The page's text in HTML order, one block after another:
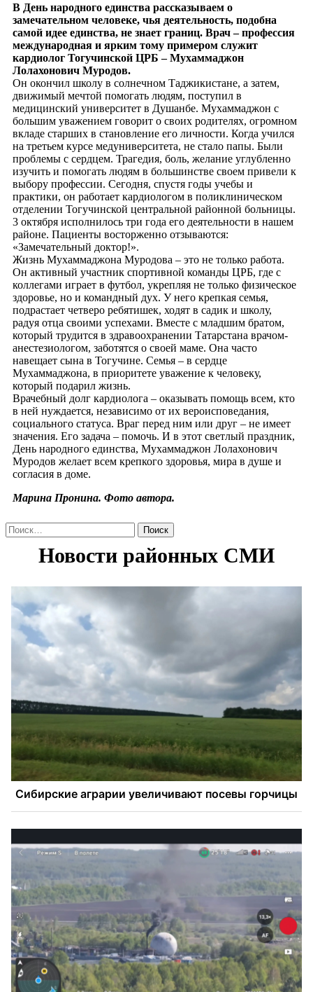
В День народного единства рассказываем о
замечательном человеке, чья деятельность, подобна
самой идее единства, не знает границ. Врач – профессия
международная и ярким тому примером служит
кардиолог Тогучинской ЦРБ – Мухаммаджон
Лолахонович Муродов.
Он окончил школу в солнечном Таджикистане, а затем,
движимый мечтой помогать людям, поступил в
медицинский университет в Душанбе. Мухаммаджон с
большим уважением говорит о своих родителях, огромном
вкладе старших в становление его личности. Когда учился
на третьем курсе медуниверситета, не стало папы. Были
проблемы с сердцем. Трагедия, боль, желание углубленно
изучить и помогать людям в большинстве своем привели к
выбору профессии. Сегодня, спустя годы учебы и
практики, он работает кардиологом в поликлиническом
отделении Тогучинской центральной районной больницы.
3 октября исполнилось три года его деятельности в нашем
районе. Пациенты восторженно отзываются:
«Замечательный доктор!».
Жизнь Мухаммаджона Муродова – это не только работа.
Он активный участник спортивной команды ЦРБ, где с
коллегами играет в футбол, укрепляя не только физическое
здоровье, но и командный дух. У него крепкая семья,
подрастает четверо ребятишек, ходят в садик и школу,
радуя отца своими успехами. Вместе с младшим братом,
который трудится в здравоохранении Татарстана врачом-
анестезиологом, заботятся о своей маме. Она часто
навещает сына в Тогучине. Семья – в сердце
Мухаммаджона, в приоритете уважение к человеку,
который подарил жизнь.
Врачебный долг кардиолога – оказывать помощь всем, кто
в ней нуждается, независимо от их вероисповедания,
социального статуса. Враг перед ним или друг – не имеет
значения. Его задача – помочь. И в этот светлый праздник,
День народного единства, Мухаммаджон Лолахонович
Муродов желает всем крепкого здоровья, мира в душе и
согласия в доме.
Марина Пронина. Фото автора.
Найти: